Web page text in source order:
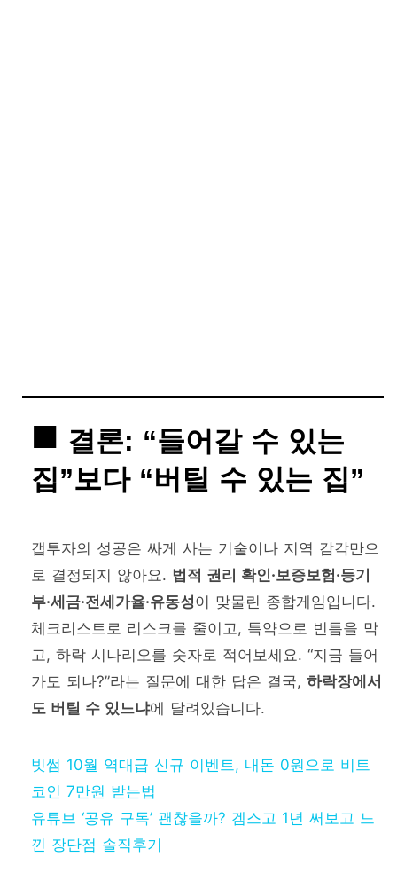
결론: “들어갈 수 있는
집”보다 “버틸 수 있는 집”
갭투자의 성공은 싸게 사는 기술이나 지역 감각만으
로 결정되지 않아요. 법적 권리 확인·보증보험·등기
부·세금·전세가율·유동성이 맞물린 종합게임입니다.
체크리스트로 리스크를 줄이고, 특약으로 빈틈을 막
고, 하락 시나리오를 숫자로 적어보세요. “지금 들어
가도 되나?”라는 질문에 대한 답은 결국, 하락장에서
도 버틸 수 있느냐에 달려있습니다.
빗썸 10월 역대급 신규 이벤트, 내돈 0원으로 비트
코인 7만원 받는법
유튜브 ‘공유 구독’ 괜찮을까? 겜스고 1년 써보고 느
낀 장단점 솔직후기